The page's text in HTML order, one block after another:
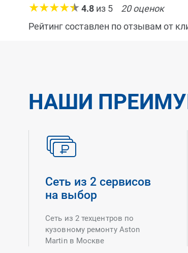
4.8 из 5 20оценок
Рейтинг составлен по отзывам от
НАШИ
Сеть из 2 сервисов
на выбор
Сеть из 2 техцентров по
кузовному ремонту Aston
Martin в Москве